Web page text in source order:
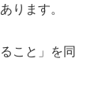
ります。
こと」を同